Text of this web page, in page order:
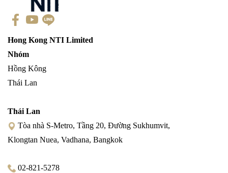
Hong Kong NTI Limited
Nhóm
Hồng Kông
Thái Lan
Thái Lan
Tòa nhà S-Metro, Tầng 20, Đường Sukhumvit,
Klongtan Nuea, Vadhana, Bangkok
02-821-5278